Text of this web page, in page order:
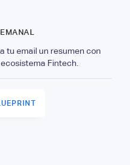
tu email un resumen con
Fintech.